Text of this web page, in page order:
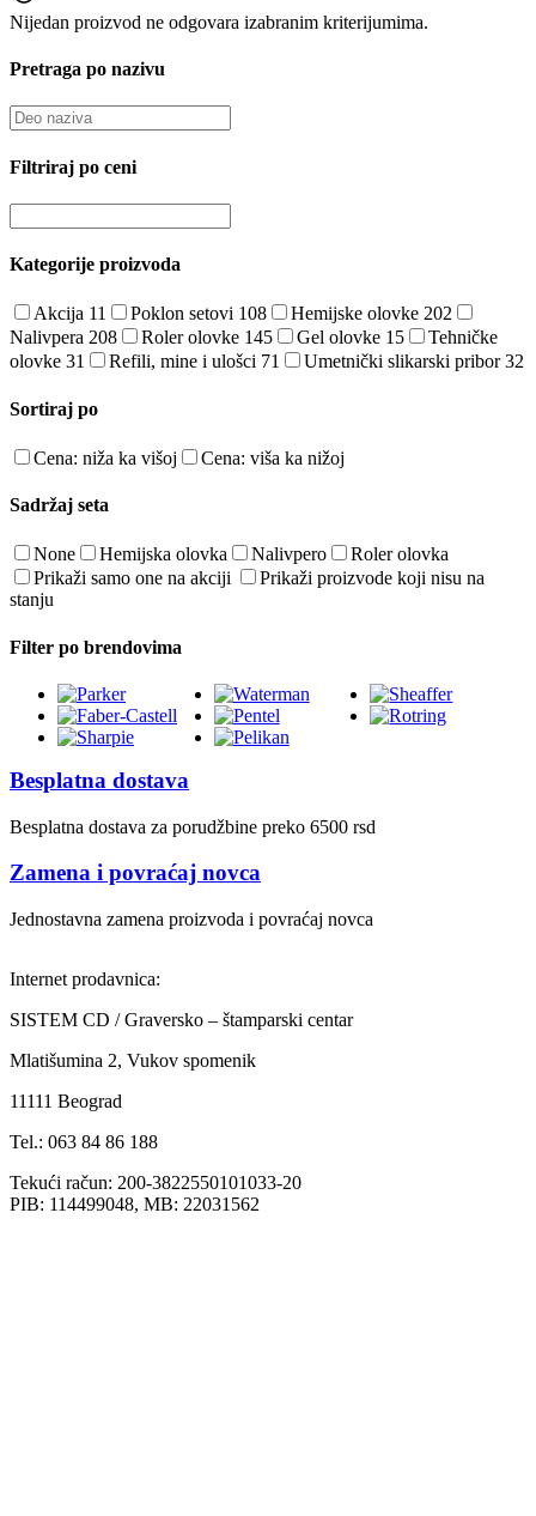
Nijedan proizvod ne odgovara izabranim kriterijumima.
Pretraga po nazivu
Filtriraj po ceni
Kategorije proizvoda
Akcija 11 Poklon setovi 108 Hemijske olovke 202
Nalivpera 208 Roler olovke 145 Gel olovke 15
Tehničke
olovke 31 Refili, mine i ulošci 71 Umetnički slikarski pribor32
Sortiraj po
Cena: niža ka višoj Cena: viša ka nižoj
Sadržaj seta
None Hemijska olovka Nalivpero
Roler olovka
Prikaži samo one na akciji
Prikaži proizvode koji nisu na
stanju
Filter po brendovima
Besplatna dostava
Besplatna dostava za porudžbine preko 6500 rsd
Zamena i povraćaj novca
Jednostavna zamena proizvoda i povraćaj novca
Internet prodavnica:
SISTEM CD / Graversko – štamparski centar
Mlatišumina 2, Vukov spomenik
11111 Beograd
Tel.: 063 84 86 188
Tekući račun: 200-3822550101033-20
PIB: 114499048, MB: 22031562